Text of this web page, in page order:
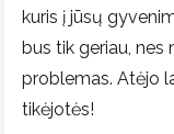
kuris į jūsų
bus tik geriau, nes
problemas. Atėjo
tikėjotės!